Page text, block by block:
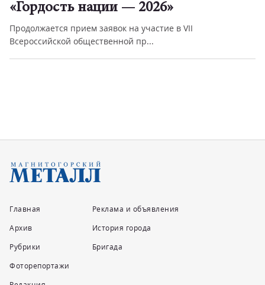
«Гордость нации — 2026»
Продолжается прием заявок на участие в VII
Всероссийской общественной пр...
Главная
Архив
Рубрики
Фоторепортажи
Реклама и объявления
История города
Бригада